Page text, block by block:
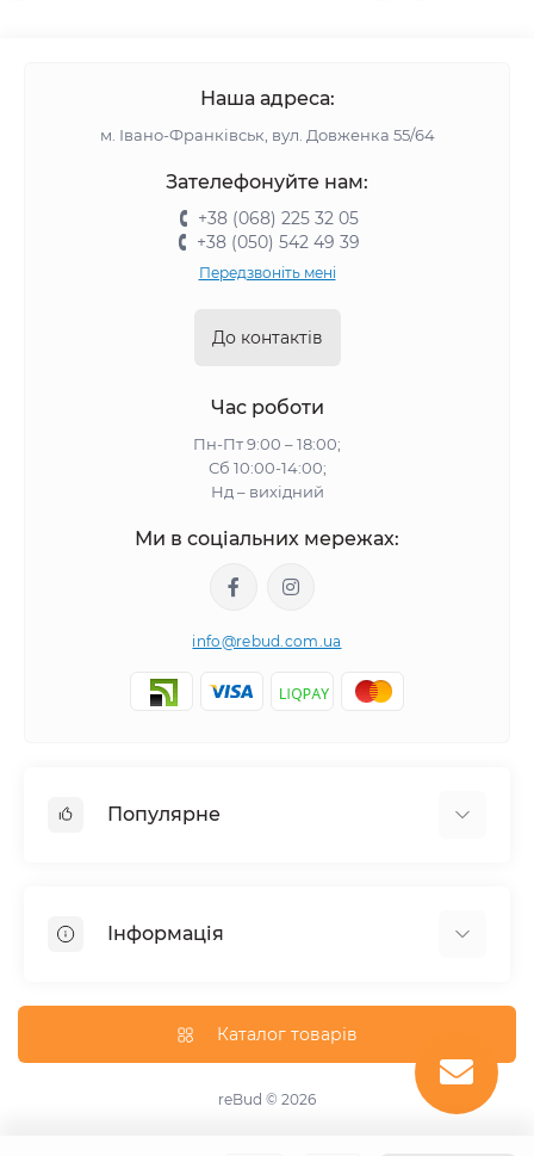
Наша адреса:
м. Івано-Франківськ, вул. Довженка 55/64
Зателефонуйте нам:
+38 (068) 225 32 05
+38 (050) 542 49 39
Передзвоніть мені
До контактів
Час роботи
Пн-Пт 9:00 – 18:00;
Сб 10:00-14:00;
Нд – вихідний
Ми в соціальних мережах:
info@rebud.com.ua
Популярне
Гіпсокартонні системи
Паркани та огорожі
Інформація
Оплата
Каталог товарів
reBud © 2026